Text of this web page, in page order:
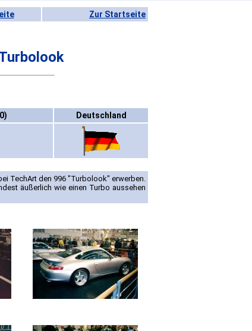
Zur Startseite
Deutschland
TechArt den 996 "Turbolook" erwerben.
äußerlich wie einen Turbo aussehen